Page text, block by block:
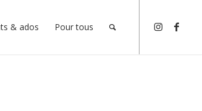
& ados Pour tous